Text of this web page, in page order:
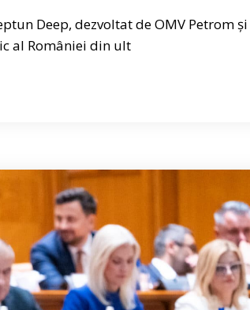
Deep, dezvoltat de OMV Petrom și
al României din ult